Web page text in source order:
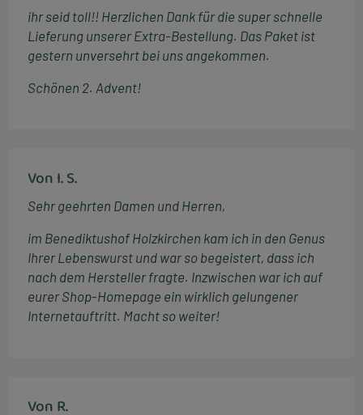
ihr seid toll!! Herzlichen Dank für die super schnelle
Lieferung unserer Extra-Bestellung. Das Paket ist
gestern unversehrt bei uns angekommen.
Schönen 2. Advent!
Von I. S.
Sehr geehrten Damen und Herren,
im Benediktushof Holzkirchen kam ich in den Genus
Ihrer Lebenswurst und war so begeistert, dass ich
nach dem Hersteller fragte. Inzwischen war ich auf
eurer Shop-Homepage ein wirklich gelungener
Internetauftritt. Macht so weiter!
Von R.